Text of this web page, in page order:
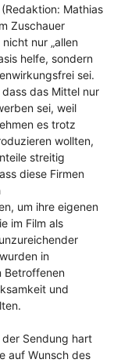
(Redaktion: Mathias
Zuschauer
nur „allen
helfe, sondern
sei.
das Mittel nur
sei, weil
es trotz
wollten,
streitig
diese Firmen
um ihre eigenen
im Film als
in
Betroffenen
und
der Sendung hart
auf Wunsch des